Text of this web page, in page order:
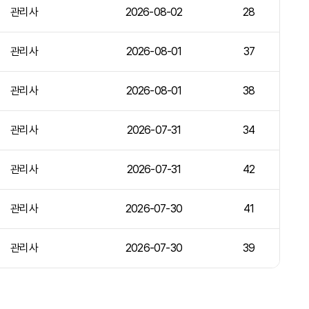
관리사 2026-08-02 28
관리사 2026-08-01 37
관리사 2026-08-01 38
관리사 2026-07-31 34
관리사 2026-07-31 42
관리사 2026-07-30 41
관리사 2026-07-30 39